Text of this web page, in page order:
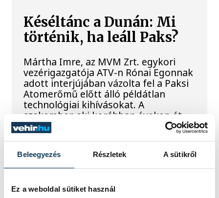
Beleegyezés Részletek A sütikről
Ez a weboldal sütiket használ
Késéltánc a Dunán: Mi
történik, ha leáll Paks?
Mártha Imre, az MVM Zrt. egykori
vezérigazgatója ATV-n Rónai Egonnak
adott interjújában vázolta fel a Paksi
Atomerőmű előtt álló példátlan
technológiai kihívásokat. A
szakember, aki korábban éveken át
felelt a hazai energetikai
fejlesztésekért és a paksi blokkok
erőmű olyan üzemállapotban van,
amelyre eredetileg nem tervezték.